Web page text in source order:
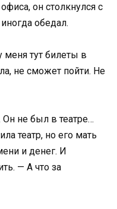
он столкнулся с
обедал.
меня тут билеты в
не сможет пойти. Не
не был в театре…
театр, но его мать
и денег. И
— А что за